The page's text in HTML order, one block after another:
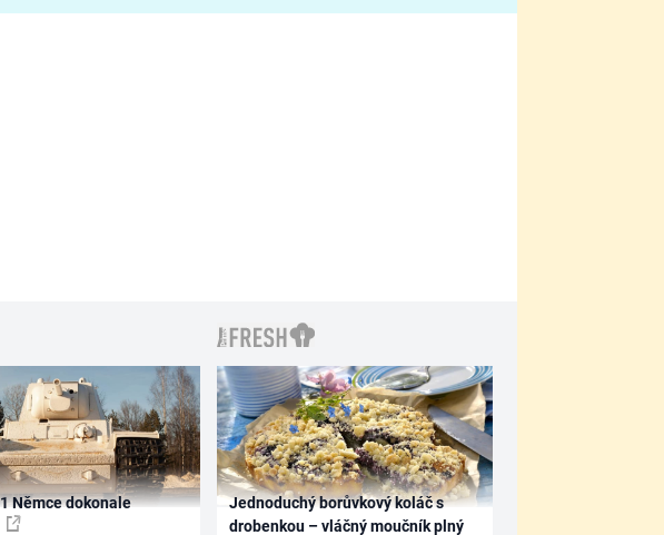
Němce dokonale
Jednoduchý borůvkový koláč s
drobenkou – vláčný moučník plný